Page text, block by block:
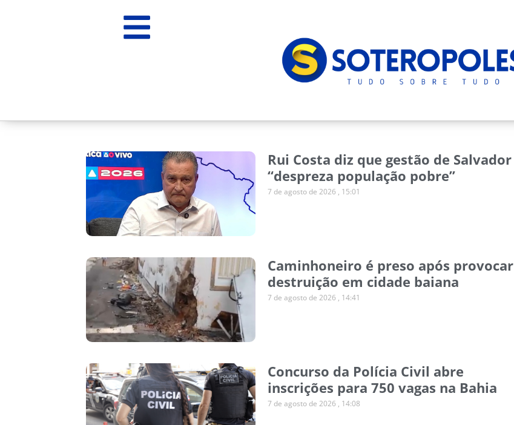
Rui Costa diz que gestão de Salvador
“despreza população pobre”
7 de agosto de 2026 15:01
Caminhoneiro é preso após provocar
destruição em cidade baiana
7 de agosto de 2026 14:41
Concurso da Polícia Civil abre
inscrições para 750 vagas na Bahia
7 de agosto de 2026 14:08